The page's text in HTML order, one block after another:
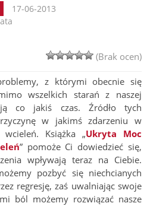
17-06-2013
(Brak ocen)
z którymi obecnie się
wszelkich starań z naszej
co jakiś czas. Źródło tych
w jakimś zdarzeniu w
Książka „Ukryta Moc
” pomoże Ci dowiedzieć się,
wpływają teraz na Ciebie.
pozbyć się niechcianych
regresję, zaś uwalniając swoje
ból możemy rozwiązać nasze